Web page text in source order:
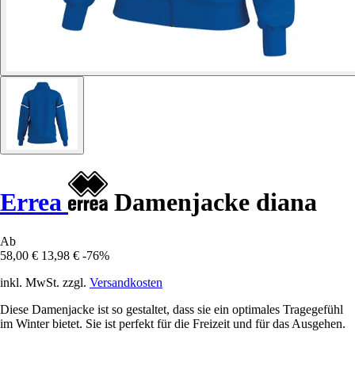
Errea Damenjacke diana
Ab
58,00 € 13,98 € -76%
inkl. MwSt. zzgl. Versandkosten
Diese Damenjacke ist so gestaltet, dass sie ein optimales Tragegefühl
im Winter bietet. Sie ist perfekt für die Freizeit und für das Ausgehen.